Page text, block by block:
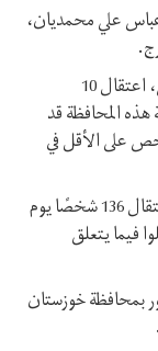
علي محمديان،
کما أعلن قائد شرطة محافظة فارس، الأسبوع الماضي، اعتقال 10
المحافظة قد
سابق، اعتقال ما لا يقل عن 300 شخص على الأقل في
في تقرير آخر، أعلن قائد شرطة محافظة خوزستان اعتقال 136 شخصًا يوم
فيما يتعلق
بمحافظة خوزستان